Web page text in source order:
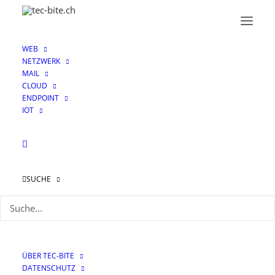
WEB
NETZWERK
MAIL
CLOUD
ENDPOINT
IOT
SUCHE
ÜBER TEC-BITE
DATENSCHUTZ